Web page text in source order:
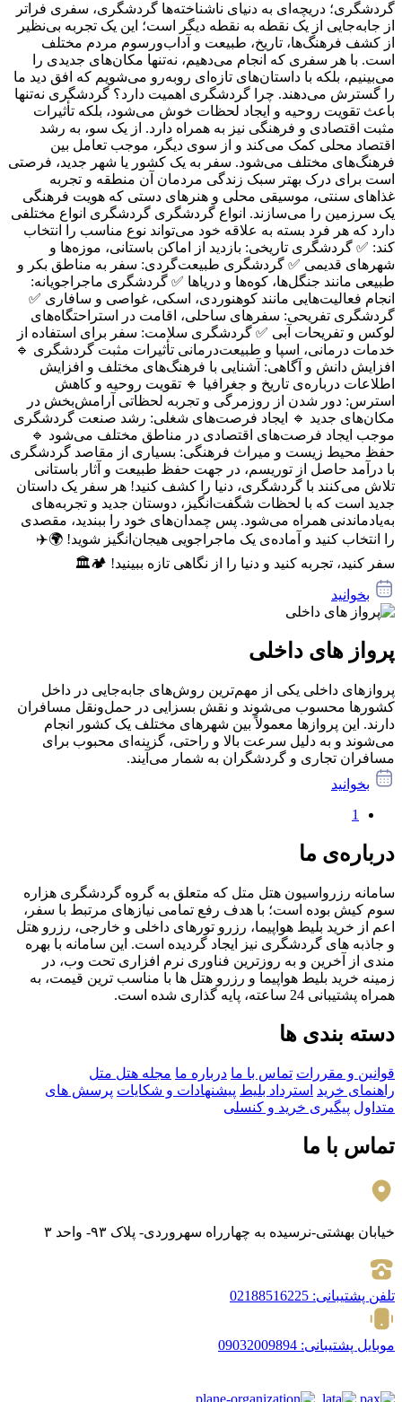
گردشگری؛ دریچه‌ای به دنیای ناشناخته‌ها گردشگری، سفری فراتر
از جابه‌جایی از یک نقطه به نقطه دیگر است؛ این یک تجربه بی‌نظیر
از کشف فرهنگ‌ها، تاریخ، طبیعت و آداب‌ورسوم مردم مختلف
است. با هر سفری که انجام می‌دهیم، نه‌تنها مکان‌های جدیدی را
می‌بینیم، بلکه با داستان‌های تازه‌ای روبه‌رو می‌شویم که افق دید ما
را گسترش می‌دهند. چرا گردشگری اهمیت دارد؟ گردشگری نه‌تنها
باعث تقویت روحیه و ایجاد لحظات خوش می‌شود، بلکه تأثیرات
مثبت اقتصادی و فرهنگی نیز به همراه دارد. از یک سو، به رشد
اقتصاد محلی کمک می‌کند و از سوی دیگر، موجب تعامل بین
فرهنگ‌های مختلف می‌شود. سفر به یک کشور یا شهر جدید، فرصتی
است برای درک بهتر سبک زندگی مردمان آن منطقه و تجربه
غذاهای سنتی، موسیقی محلی و هنرهای دستی که هویت فرهنگی
یک سرزمین را می‌سازند. انواع گردشگری گردشگری انواع مختلفی
دارد که هر فرد بسته به علاقه خود می‌تواند نوع مناسب را انتخاب
کند: ✅ گردشگری تاریخی: بازدید از اماکن باستانی، موزه‌ها و
شهرهای قدیمی ✅ گردشگری طبیعت‌گردی: سفر به مناطق بکر و
طبیعی مانند جنگل‌ها، کوه‌ها و دریاها ✅ گردشگری ماجراجویانه:
انجام فعالیت‌هایی مانند کوهنوردی، اسکی، غواصی و سافاری ✅
گردشگری تفریحی: سفرهای ساحلی، اقامت در استراحتگاه‌های
لوکس و تفریحات آبی ✅ گردشگری سلامت: سفر برای استفاده از
خدمات درمانی، اسپا و طبیعت‌درمانی تأثیرات مثبت گردشگری 🔹
افزایش دانش و آگاهی: آشنایی با فرهنگ‌های مختلف و افزایش
اطلاعات درباره‌ی تاریخ و جغرافیا 🔹 تقویت روحیه و کاهش
استرس: دور شدن از روزمرگی و تجربه لحظاتی آرامش‌بخش در
مکان‌های جدید 🔹 ایجاد فرصت‌های شغلی: رشد صنعت گردشگری
موجب ایجاد فرصت‌های اقتصادی در مناطق مختلف می‌شود 🔹
حفظ محیط زیست و میراث فرهنگی: بسیاری از مقاصد گردشگری
با درآمد حاصل از توریسم، در جهت حفظ طبیعت و آثار باستانی
تلاش می‌کنند با گردشگری، دنیا را کشف کنید! هر سفر یک داستان
جدید است که با لحظات شگفت‌انگیز، دوستان جدید و تجربه‌های
به‌یادماندنی همراه می‌شود. پس چمدان‌های خود را ببندید، مقصدی
را انتخاب کنید و آماده‌ی یک ماجراجویی هیجان‌انگیز شوید! 🌍✈️
سفر کنید، تجربه کنید و دنیا را از نگاهی تازه ببینید! 🏕️🏛️
بخوانید
پرواز های داخلی
پروازهای داخلی یکی از مهم‌ترین روش‌های جابه‌جایی در داخل
کشورها محسوب می‌شوند و نقش بسزایی در حمل‌ونقل مسافران
دارند. این پروازها معمولاً بین شهرهای مختلف یک کشور انجام
می‌شوند و به دلیل سرعت بالا و راحتی، گزینه‌ای محبوب برای
مسافران تجاری و گردشگران به شمار می‌آیند.
بخوانید
1
درباره‌ی ما
سامانه رزرواسیون هتل متل که متعلق به گروه گردشگری هزاره
سوم کیش بوده است؛ با هدف رفع تمامی نیازهای مرتبط با سفر،
اعم از خرید بلیط هواپیما، رزرو تورهای داخلی و خارجی، رزرو هتل
و جاذبه های گردشگری نیز ایجاد گردیده است. این سامانه با بهره
مندی از آخرین و به روزترین فناوری نرم افزاری تحت وب، در
زمینه خرید بلیط هواپیما و رزرو هتل ها با مناسب ترین قیمت، به
همراه پشتیبانی 24 ساعته، پایه گذاری شده است.
دسته بندی ها
قوانین و مقررات تماس با ما درباره ما مجله هتل متل
راهنمای خرید استرداد بلیط پیشنهادات و شکایات پرسش های
متداول پیگیری خرید و کنسلی
تماس با ما
خیابان بهشتی-نرسیده به چهارراه سهروردی- پلاک ۹۳- واحد ۳
تلفن پشتیبانی: 02188516225
موبایل پشتیبانی: 09032009894